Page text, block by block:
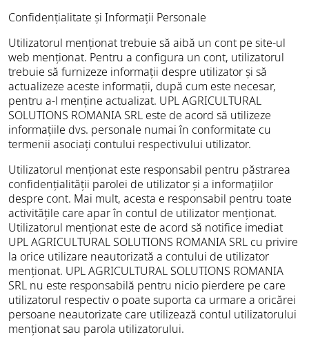
Confidențialitate și Informații Personale
Utilizatorul menționat trebuie să aibă un cont pe site-ul
web menționat. Pentru a configura un cont, utilizatorul
trebuie să furnizeze informații despre utilizator și să
actualizeze aceste informații, după cum este necesar,
pentru a-l menține actualizat. UPL AGRICULTURAL
SOLUTIONS ROMANIA SRL este de acord să utilizeze
informațiile dvs. personale numai în conformitate cu
termenii asociați contului respectivului utilizator.
Utilizatorul menționat este responsabil pentru păstrarea
confidențialității parolei de utilizator și a informațiilor
despre cont. Mai mult, acesta e responsabil pentru toate
activitățile care apar în contul de utilizator menționat.
Utilizatorul menționat este de acord să notifice imediat
UPL AGRICULTURAL SOLUTIONS ROMANIA SRL cu privire
la orice utilizare neautorizată a contului de utilizator
menționat. UPL AGRICULTURAL SOLUTIONS ROMANIA
SRL nu este responsabilă pentru nicio pierdere pe care
utilizatorul respectiv o poate suporta ca urmare a oricărei
persoane neautorizate care utilizează contul utilizatorului
menționat sau parola utilizatorului.